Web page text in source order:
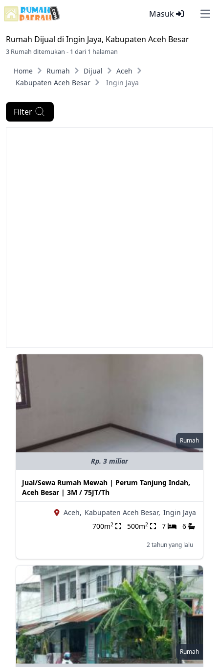
Masuk
Rumah Dijual di Ingin Jaya, Kabupaten Aceh Besar
3 Rumah ditemukan - 1 dari 1 halaman
Home Rumah Dijual
Aceh
Kabupaten Aceh Besar
Ingin Jaya
Filter
Rumah
Rp. 3 miliar
Jual/Sewa Rumah Mewah | Perum Tanjung Indah,
Aceh Besar | 3M / 75JT/Th
Aceh, Kabupaten Aceh Besar, Ingin Jaya
700m2 500m2 7 6
2 tahun yang lalu
Rumah